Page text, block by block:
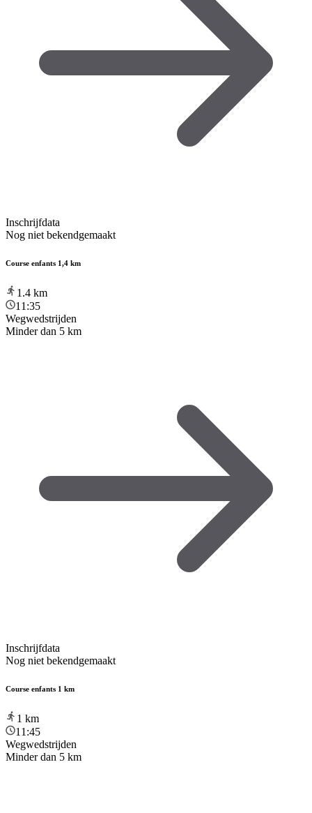
Inschrijfdata
Nog niet bekendgemaakt
Course enfants 1,4 km
1.4 km
11:35
Wegwedstrijden
Minder dan 5 km
Inschrijfdata
Nog niet bekendgemaakt
Course enfants 1 km
1 km
11:45
Wegwedstrijden
Minder dan 5 km